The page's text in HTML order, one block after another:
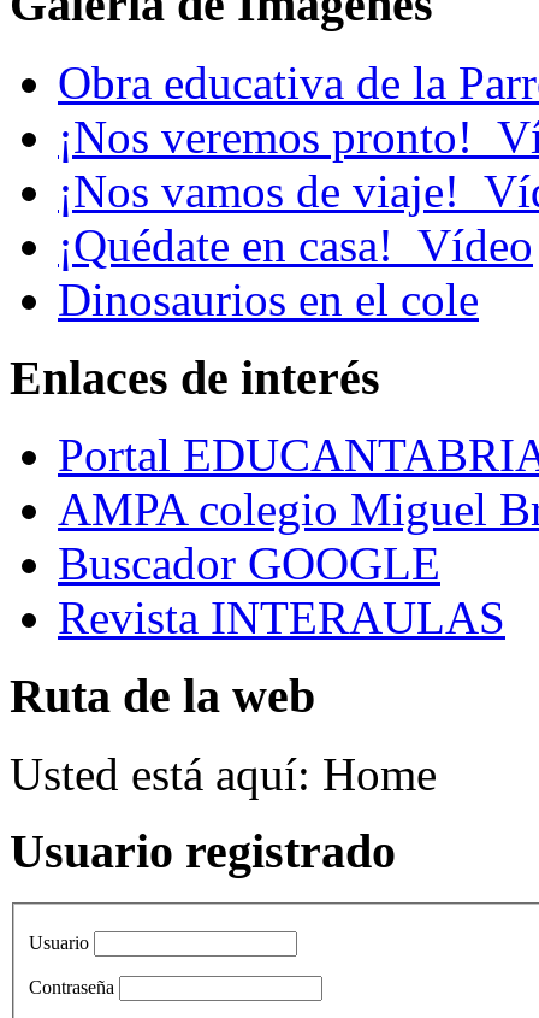
Obra educativa de la
¡Nos veremos
¡Nos vamos de
¡Quédate en casa!_Vídeo
Dinosaurios en el cole
Enlaces de interés
Portal
AMPA colegio Miguel
Buscador GOOGLE
Revista INTERAULAS
Ruta de la web
Usted está aquí: Home
Usuario registrado
Usuario
Contraseña